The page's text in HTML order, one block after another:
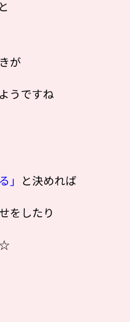
が
うですね
」 と決めれば
をしたり
☆